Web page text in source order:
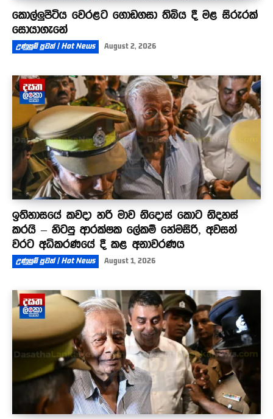
කොල්ලුපිටිය වෙරළට ගොඩගසා තිබිය දී මළ සිරුරක්
සොයාගැනේ
උණුසුම් පුවත් | Hot News August 2, 2026
ඉතිහාසයේ කවදා හරි මාව නිදොස් කොට නිදහස්
කරයි – හිටපු ආරක්ෂක ලේකම් හේමසිරි, අවසන්
වරට අධිකරණයේ දී කළ අනාවරණය
උණුසුම් පුවත් | Hot News August 1, 2026